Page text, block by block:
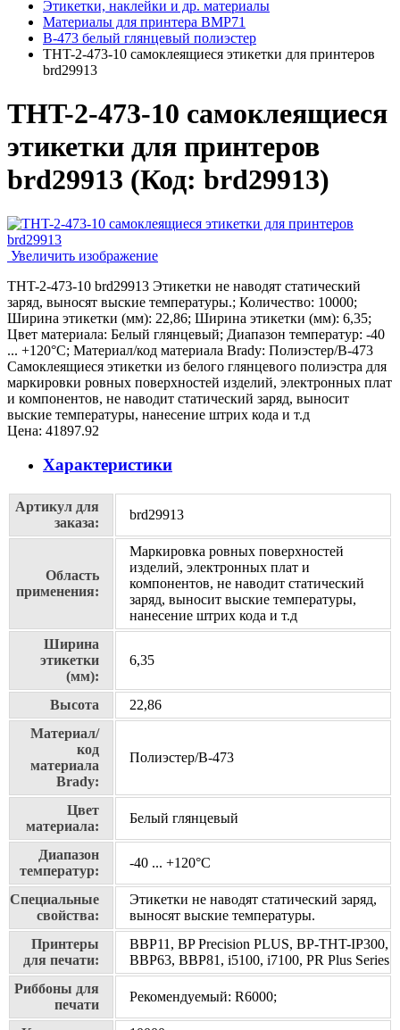
Этикетки, наклейки и др. материалы
Материалы для принтера BMP71
B-473 белый глянцевый полиэстер
THT-2-473-10 самоклеящиеся этикетки для принтеров
brd29913
THT-2-473-10 самоклеящиеся
этикетки для принтеров
brd29913 (Код: brd29913)
Увеличить изображение
THT-2-473-10 brd29913 Этикетки не наводят статический
заряд, выносят выские температуры.; Количество: 10000;
Ширина этикетки (мм): 22,86; Ширина этикетки (мм): 6,35;
Цвет материала: Белый глянцевый; Диапазон температур: -40
... +120°С; Материал/код материала Brady: Полиэстер/В-473
Самоклеящиеся этикетки из белого глянцевого полиэстра для
маркировки ровных поверхностей изделий, электронных плат
и компонентов, не наводит статический заряд, выносит
выские температуры, нанесение штрих кода и т.д
Цена: 41897.92
Характеристики
Артикул для
заказа:
brd29913
Область
применения:
Маркировка ровных поверхностей
изделий, электронных плат и
компонентов, не наводит статический
заряд, выносит выские температуры,
нанесение штрих кода и т.д
Ширина
этикетки
(мм):
6,35
Высота
22,86
Материал/
код
материала
Brady:
Полиэстер/В-473
Цвет
материала:
Белый глянцевый
Диапазон
температур:
-40 ... +120°С
Специальные
свойства:
Этикетки не наводят статический заряд,
выносят выские температуры.
Принтеры
для печати:
BBP11, BP Precision PLUS, BP-THT-IP300,
BBP63, BBP81, i5100, i7100, PR Plus Series
Риббоны для
печати
Рекомендуемый: R6000;